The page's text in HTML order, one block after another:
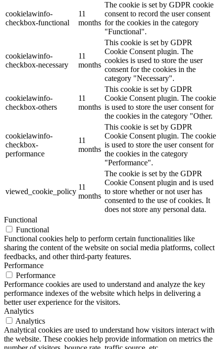
cookielawinfo-
checkbox-functional
11
months
The cookie is set by GDPR cookie
consent to record the user consent
for the cookies in the category
"Functional".
cookielawinfo-
checkbox-necessary
11
months
This cookie is set by GDPR
Cookie Consent plugin. The
cookies is used to store the user
consent for the cookies in the
category "Necessary".
cookielawinfo-
checkbox-others
11
months
This cookie is set by GDPR
Cookie Consent plugin. The cookie
is used to store the user consent for
the cookies in the category "Other.
cookielawinfo-
checkbox-
performance
11
months
This cookie is set by GDPR
Cookie Consent plugin. The cookie
is used to store the user consent for
the cookies in the category
"Performance".
viewed_cookie_policy
11
months
The cookie is set by the GDPR
Cookie Consent plugin and is used
to store whether or not user has
consented to the use of cookies. It
does not store any personal data.
Functional
Functional
Functional cookies help to perform certain functionalities like
sharing the content of the website on social media platforms, collect
feedbacks, and other third-party features.
Performance
Performance
Performance cookies are used to understand and analyze the key
performance indexes of the website which helps in delivering a
better user experience for the visitors.
Analytics
Analytics
Analytical cookies are used to understand how visitors interact with
the website. These cookies help provide information on metrics the